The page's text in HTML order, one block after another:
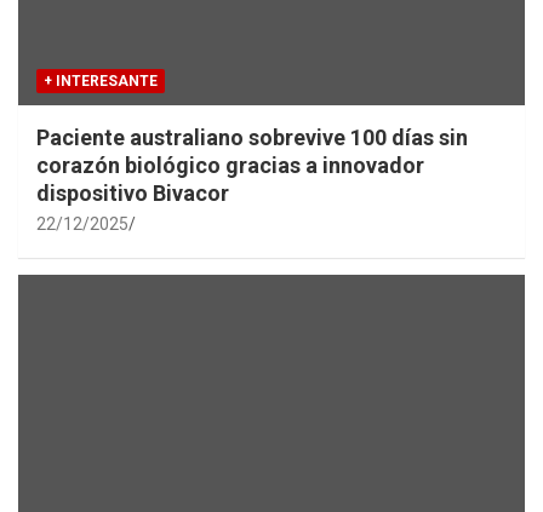
+ INTERESANTE
Paciente australiano sobrevive 100 días sin
corazón biológico gracias a innovador
dispositivo Bivacor
22/12/2025